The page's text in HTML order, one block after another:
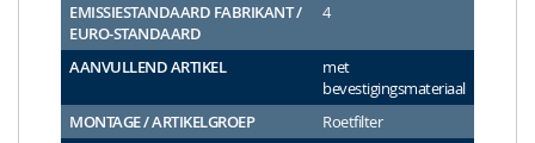
EMISSIESTANDAARD FABRIKANT /
EURO-STANDAARD
4
AANVULLEND ARTIKEL
met
bevestigingsmateriaal
MONTAGE / ARTIKELGROEP
Roetfilter